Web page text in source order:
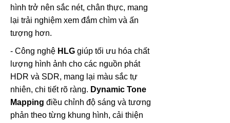
hình trở nên sắc nét, chân thực, mang
lại trải nghiệm xem đắm chìm và ấn
tượng hơn.
- Công nghệ HLG giúp tối ưu hóa chất
lượng hình ảnh cho các nguồn phát
HDR và SDR, mang lại màu sắc tự
nhiên, chi tiết rõ ràng. Dynamic Tone
Mapping điều chỉnh độ sáng và tương
phản theo từng khung hình, cải thiện